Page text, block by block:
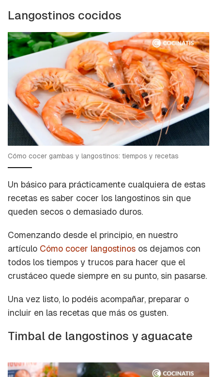
Langostinos cocidos
Cómo cocer gambas y langostinos: tiempos y recetas
Un básico para prácticamente cualquiera de estas
recetas es saber cocer los langostinos sin que
queden secos o demasiado duros.
Comenzando desde el principio, en nuestro
artículo Cómo cocer langostinos os dejamos con
todos los tiempos y trucos para hacer que el
crustáceo quede siempre en su punto, sin pasarse.
Una vez listo, lo podéis acompañar, preparar o
incluir en las recetas que más os gusten.
Timbal de langostinos y aguacate